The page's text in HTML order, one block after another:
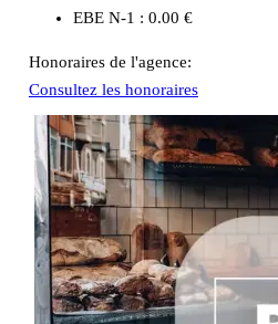
EBE N-1 : 0.00 €
Honoraires de l'agence:
Consultez les honoraires